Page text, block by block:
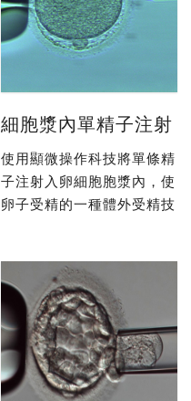
細胞漿內單精子注射
使用顯微操作科技將單條精
子注射入卵細胞胞漿內，使
卵子受精的一種體外受精技